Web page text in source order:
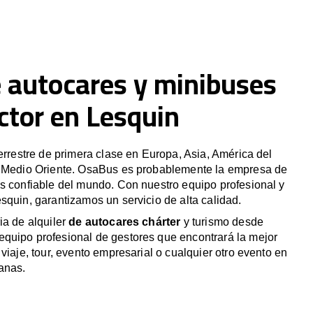
y minibuses
en Lesquin
de primera clase en Europa, Asia, América del
Oriente. OsaBus es probablemente la empresa de
confiable del mundo. Con nuestro equipo profesional y
garantizamos un servicio de alta calidad.
de alquilerde autocares chárter y turismo desde
profesional de gestores que encontrará la mejor
tour, evento empresarial o cualquier otro evento en